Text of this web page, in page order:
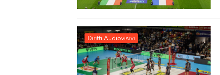
Diritti Audiovisivi